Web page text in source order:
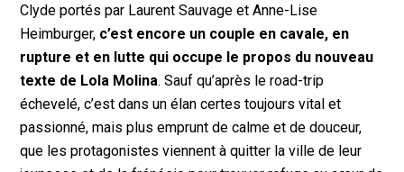
Clyde portés par Laurent Sauvage et Anne-Lise
Heimburger, c’est encore un couple en cavale, en
rupture et en lutte qui occupe le propos du nouveau
texte de Lola Molina. Sauf qu’après le road-trip
échevelé, c’est dans un élan certes toujours vital et
passionné, mais plus emprunt de calme et de douceur,
que les protagonistes viennent à quitter la ville de leur